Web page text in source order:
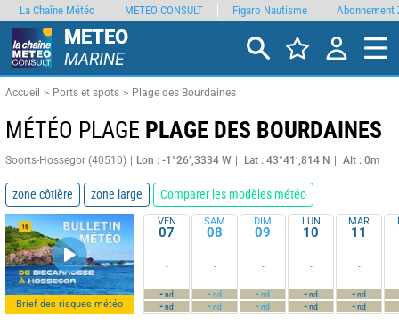
METEO
MARINE
Accueil Ports et spots Plage des Bourdaines
MÉTÉO PLAGE PLAGE DES BOURDAINES
Soorts-Hossegor (40510) Lon : -1°26’,3334 W Lat : 43°41’,814 N Alt : 0m
zone côtière zone large Comparer les modèles météo
Brief des risques météo
VEN
07
-
-nd
-nd
SAM
08
-
-nd
-nd
DIM
09
-
-nd
-nd
LUN
10
-
-nd
-nd
MAR
11
-
-nd
-nd
La Chaîne Météo METEO CONSULT Figaro Nautisme Abonnement